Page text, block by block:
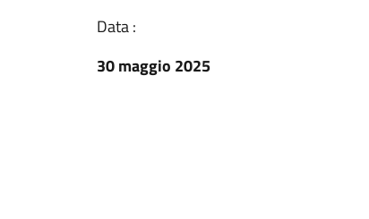
Data :
30 maggio 2025